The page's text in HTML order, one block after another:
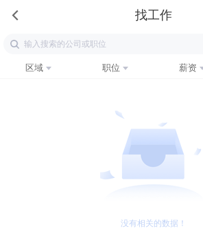
找工作
区域 职位 薪资
没有相关的数据！